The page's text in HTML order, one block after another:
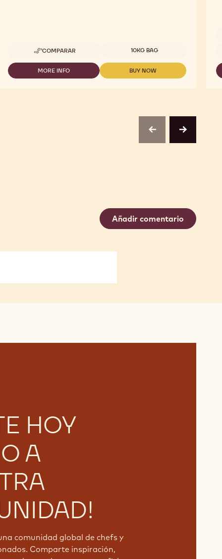
COMPARAR
-
C667
Tamaños disponibles
10KG BAG
MORE INFO
-
BUY NOW
-
previousnext
Añadir comentario
HOY
A
comunidad global de chefs y
Comparte inspiración,